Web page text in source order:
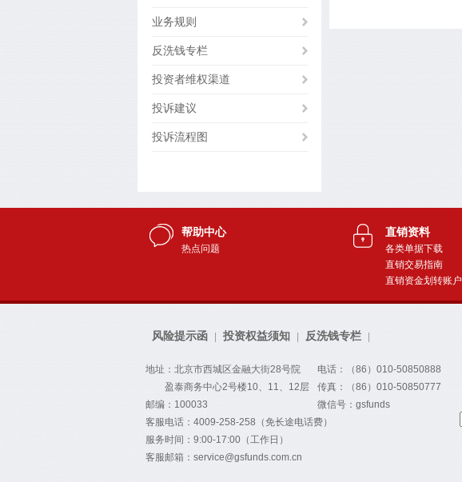
业务规则
反洗钱专栏
投资者维权渠道
投诉建议
投诉流程图
帮助中心
热点问题
直销资料
各类单据下载
直销交易指南
直销资金划转账户
风险提示函 投资权益须知 反洗钱专栏
地址：北京市西城区金融大街28号院
盈泰商务中心2号楼10、11、12层
邮编：100033
电话：（86）010-50850888
传真：（86）010-50850777
微信号：gsfunds
客服电话：4009-258-258（免长途电话费）
服务时间：9:00-17:00（工作日）
客服邮箱：service@gsfunds.com.cn